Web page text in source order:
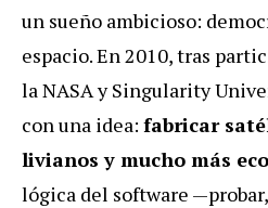
un sueño ambicioso:
espacio. En 2010, tras
la NASA y Singularity
con una idea: fabricar
livianos y mucho más
lógica del software